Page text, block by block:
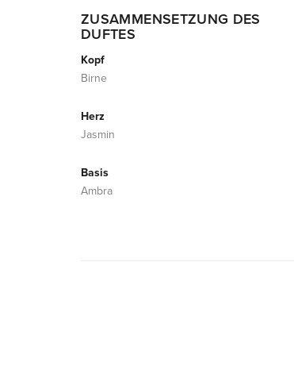
ZUSAMMENSETZUNG DES
DUFTES
Kopf
Birne
Herz
Jasmin
Basis
Ambra